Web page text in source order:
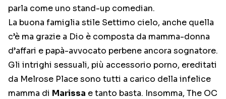
parla come uno stand-up comedian.
La buona famiglia stile Settimo cielo, anche quella
c’è ma grazie a Dio è composta da mamma-donna
d’affari e papà-avvocato perbene ancora sognatore.
Gli intrighi sessuali, più accessorio porno, ereditati
da Melrose Place sono tutti a carico della infelice
mamma di Marissa e tanto basta. Insomma, The OC